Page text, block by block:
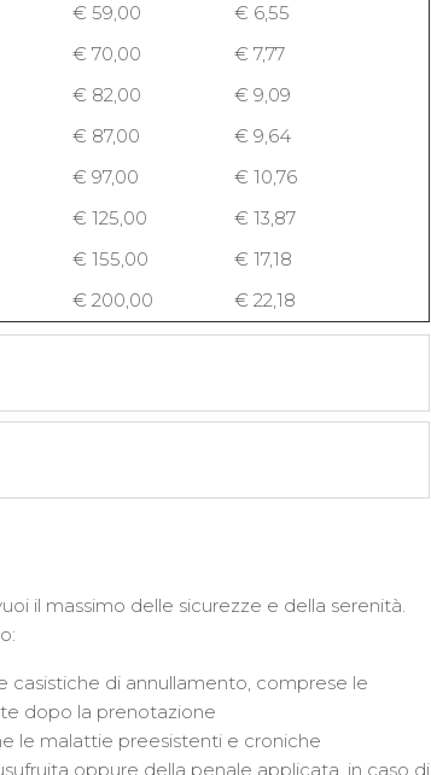
€ 59,00
€ 6,55
€ 70,00
€ 7,77
€ 82,00
€ 9,09
€ 87,00
€ 9,64
€ 97,00
€ 10,76
€ 125,00
€ 13,87
€ 155,00
€ 17,18
€ 200,00 € 22,18
il massimo delle sicurezze e della serenità.
casistiche di annullamento, comprese le
dopo la prenotazione
le malattie preesistenti e croniche
oppure della penale applicata, in caso di